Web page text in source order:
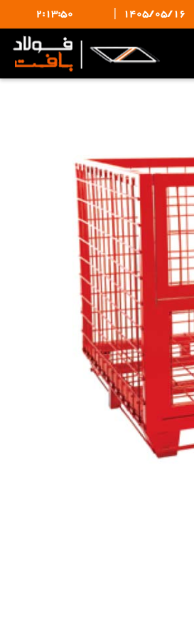
1405/05/16
|
2:13:50